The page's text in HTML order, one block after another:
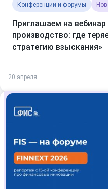
Конференции и форумы
Приглашаем на
производство: где
стратегию взыскания»
20 апреля